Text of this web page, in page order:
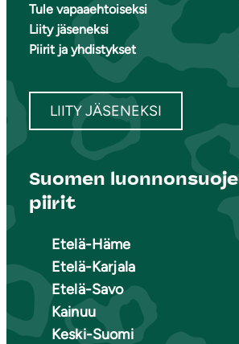
Tule vapaaehtoiseksi
Liity jäseneksi
Piirit ja yhdistykset
LIITY JÄSENEKSI
Suomen
piirit
Etelä-Häme
Etelä-Karjala
Etelä-Savo
Kainuu
Keski-Suomi